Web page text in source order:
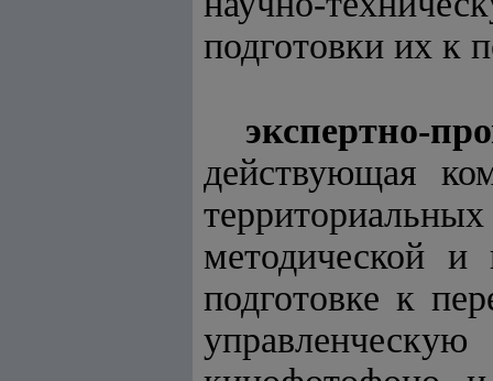
подготовки их к
экспертно-
действующая
методической и
подготовке к